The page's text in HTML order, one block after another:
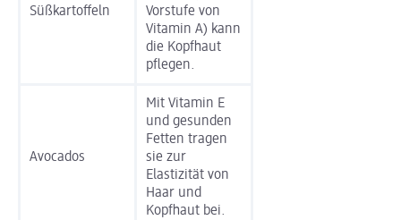
Süßkartoffeln
Vorstufe von
Vitamin A) kann
die Kopfhaut
pflegen.
Avocados
Mit Vitamin E
und gesunden
Fetten tragen
sie zur
Elastizität von
Haar und
Kopfhaut bei.